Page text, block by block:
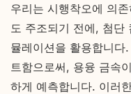
우리는 시행착오에 의
도 주조되기 전에, 첨단
뮬레이션을 활용합니
트함으로써, 용융 금속
하게 예측합니다. 이러